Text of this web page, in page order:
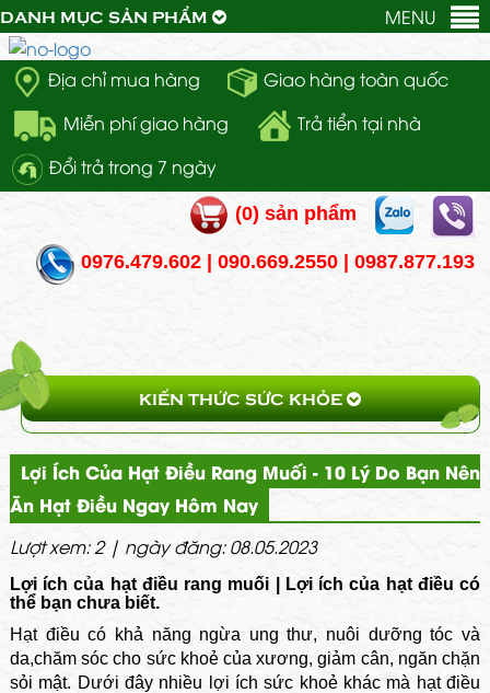
Địa chỉ mua hàng
Giao hàng toàn quốc
Miễn phí giao hàng
Trả tiển tại nhà
Đổi trả trong 7 ngày
(0) sản phẩm
0976.479.602 | 090.669.2550 | 0987.877.193
MENU
DANH MỤC SẢN PHẨM
KIẾN THỨC SỨC KHỎE
Lợi Ích Của Hạt Điều Rang Muối - 10 Lý Do Bạn Nên
Ăn Hạt Điều Ngay Hôm Nay
Lượt xem: 2 | ngày đăng: 08.05.2023
Lợi ích của hạt điều rang muối | Lợi ích của hạt điều có
thể bạn chưa biết.
Hạt điều có khả năng ngừa ung thư, nuôi dưỡng tóc và
da,chăm sóc cho sức khoẻ của xương, giảm cân, ngăn chặn
sỏi mật. Dưới đây nhiều lợi ích sức khoẻ khác mà hạt điều